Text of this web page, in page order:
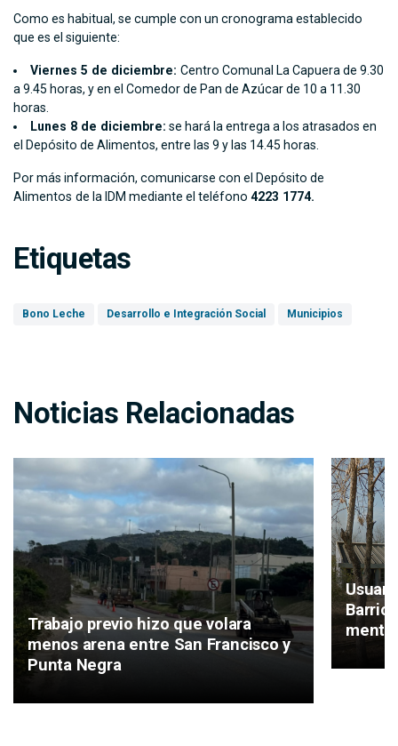
Como es habitual, se cumple con un cronograma establecido
que es el siguiente:
Viernes 5 de diciembre:Centro Comunal La Capuera de 9.30
a 9.45 horas, y en el Comedor de Pan de Azúcar de 10 a 11.30
horas.
Lunes 8 de diciembre: se hará la entrega a los atrasados ​​en
el Depósito de Alimentos, entre las 9 y las 14.45 horas.
Por más información, comunicarse con el Depósito de
Alimentos de la IDM mediante el teléfono 4223 1774.
Etiquetas
Bono Leche Desarrollo e Integración Social Municipios
Noticias Relacionadas
Trabajo previo hizo que volara
menos arena entre San Francisco y
Punta Negra